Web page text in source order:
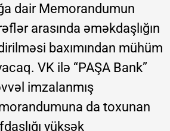
dair Memorandumun
arasında əməkdaşlığın
baxımından mühüm
VK ilə “PAŞA Bank”
imzalanmış
da toxunan
yüksək